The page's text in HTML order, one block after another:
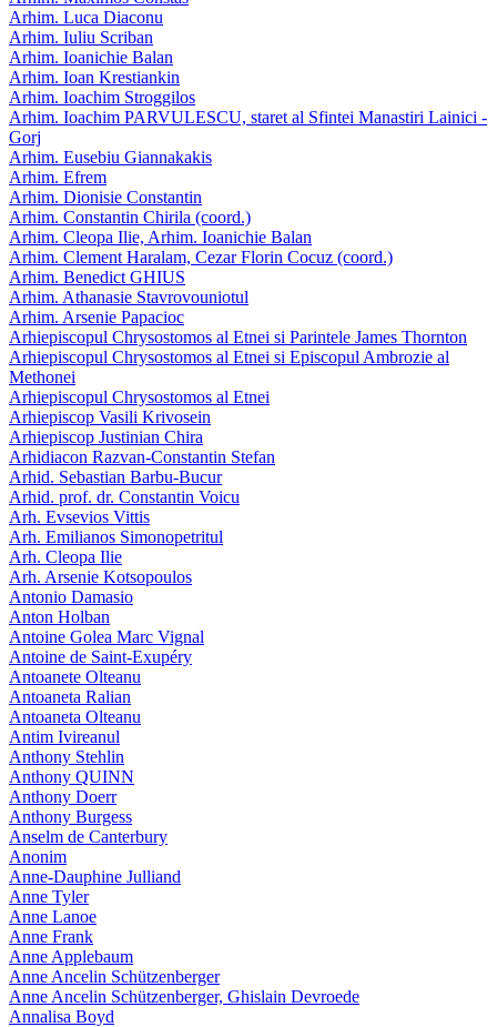
Arhim. Luca Diaconu
Arhim. Iuliu Scriban
Arhim. Ioanichie Balan
Arhim. Ioan Krestiankin
Arhim. Ioachim Stroggilos
Arhim. Ioachim PARVULESCU, staret al Sfintei Manastiri Lainici -
Gorj
Arhim. Eusebiu Giannakakis
Arhim. Efrem
Arhim. Dionisie Constantin
Arhim. Constantin Chirila (coord.)
Arhim. Cleopa Ilie, Arhim. Ioanichie Balan
Arhim. Clement Haralam, Cezar Florin Cocuz (coord.)
Arhim. Benedict GHIUS
Arhim. Athanasie Stavrovouniotul
Arhim. Arsenie Papacioc
Arhiepiscopul Chrysostomos al Etnei si Parintele James Thornton
Arhiepiscopul Chrysostomos al Etnei si Episcopul Ambrozie al
Methonei
Arhiepiscopul Chrysostomos al Etnei
Arhiepiscop Vasili Krivosein
Arhiepiscop Justinian Chira
Arhidiacon Razvan-Constantin Stefan
Arhid. Sebastian Barbu-Bucur
Arhid. prof. dr. Constantin Voicu
Arh. Evsevios Vittis
Arh. Emilianos Simonopetritul
Arh. Cleopa Ilie
Arh. Arsenie Kotsopoulos
Antonio Damasio
Anton Holban
Antoine Golea Marc Vignal
Antoine de Saint-Exupéry
Antoanete Olteanu
Antoaneta Ralian
Antoaneta Olteanu
Antim Ivireanul
Anthony Stehlin
Anthony QUINN
Anthony Doerr
Anthony Burgess
Anselm de Canterbury
Anonim
Anne-Dauphine Julliand
Anne Tyler
Anne Lanoe
Anne Frank
Anne Applebaum
Anne Ancelin Schützenberger
Anne Ancelin Schützenberger, Ghislain Devroede
Annalisa Boyd